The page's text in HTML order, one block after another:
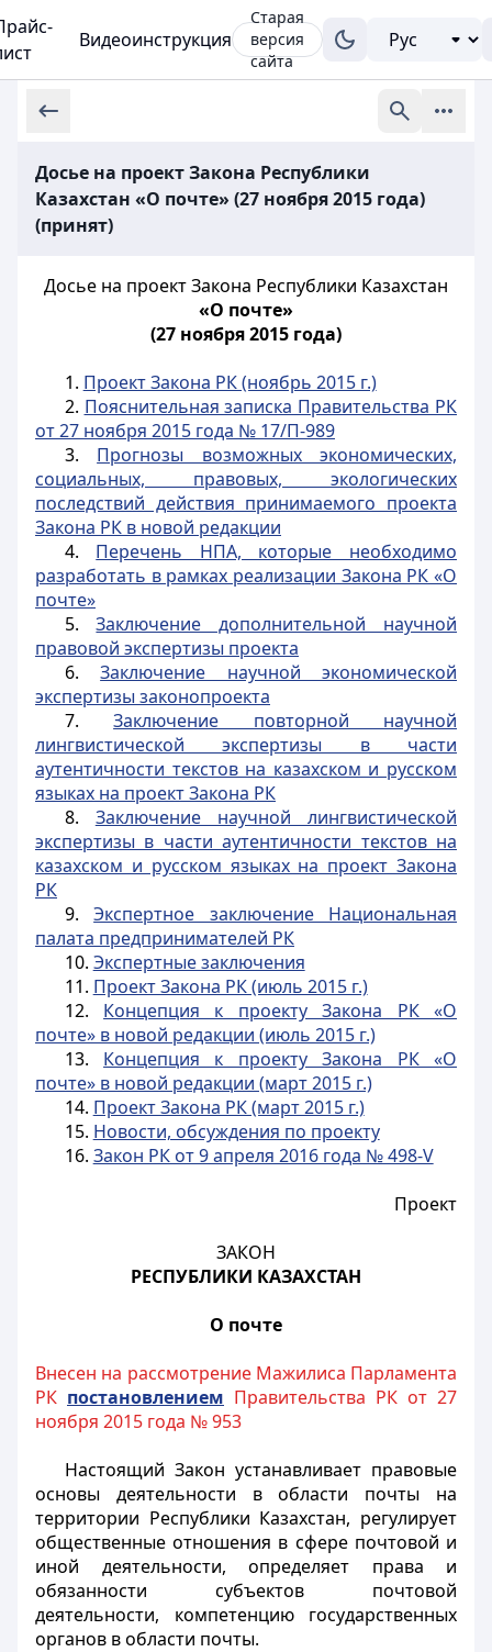
Видеоинструкция
Старая
версия
сайта
Досье на проект Закона Республики
Казахстан «О почте» (27 ноября 2015 года)
(принят)
Досье на проект Закона Республики Казахстан
«О почте»
(27 ноября 2015 года)
1. Проект Закона РК (ноябрь 2015 г.)
2. Пояснительная записка Правительства РК
от 27 ноября 2015 года № 17/П-989
3. Прогнозы возможных экономических,
социальных, правовых, экологических
последствий действия принимаемого проекта
Закона РК в новой редакции
4. Перечень НПА, которые необходимо
разработать в рамках реализации Закона РК «О
почте»
5.Заключение дополнительной научной
правовой экспертизы проекта
6.Заключение научной экономической
экспертизы законопроекта
7.Заключение повторной научной
лингвистической экспертизы в части
аутентичности текстов на казахском и русском
языках на проект Закона РК
8. Заключение научной лингвистической
экспертизы в части аутентичности текстов на
казахском и русском языках на проект Закона
РК
9.Экспертное заключение Национальная
палата предпринимателей РК
10. Экспертные заключения
11. Проект Закона РК (июль 2015 г.)
12. Концепция к проекту Закона РК «О
почте» в новой редакции (июль 2015 г.)
13. Концепция к проекту Закона РК «О
почте» в новой редакции (март 2015 г.)
14. Проект Закона РК (март 2015 г.)
15. Новости, обсуждения по проекту
16. Закон РК от 9 апреля 2016 года № 498-V
Проект
ЗАКОН
РЕСПУБЛИКИ КАЗАХСТАН
О почте
Внесен на рассмотрение Мажилиса Парламента
РК постановлением Правительства РК от 27
ноября 2015 года № 953
Настоящий Закон устанавливает правовые
основы деятельности в области почты на
территории Республики Казахстан, регулирует
общественные отношения в сфере почтовой и
иной деятельности, определяет права и
обязанности субъектов почтовой
деятельности, компетенцию государственных
органов в области почты.